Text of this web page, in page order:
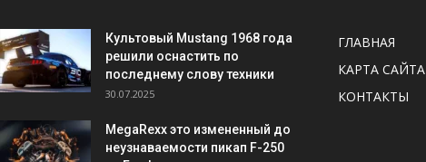
Культовый Mustang 1968 года
решили оснастить по
последнему слову техники
30.07.2025
MegaRexx это измененный до
неузнаваемости пикап F-250
ГЛАВНАЯ
КАРТА САЙТА
КОНТАКТЫ